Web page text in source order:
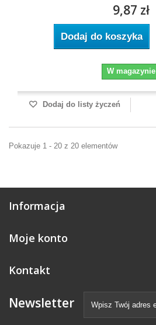
9,87 zł
Dodaj do koszyka
W magazynie
Dodaj do listy życzeń
Pokazuje 1 - 20 z 20 elementów
Informacja
Moje konto
Kontakt
Newsletter